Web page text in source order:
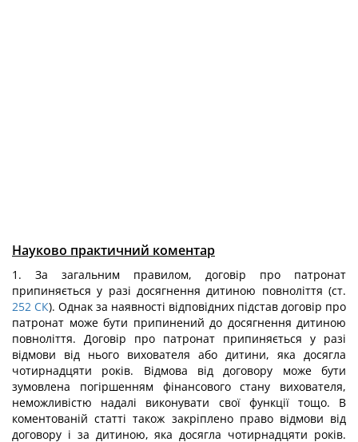
Науково практичний коментар
1. За загальним правилом, договір про патронат
припиняється у разі досягнення дитиною повноліття (ст.
252 СК). Однак за наявності відповідних підстав договір про
патронат може бути припинений до досягнення дитиною
повноліття. Договір про патронат припиняється у разі
відмови від нього вихователя або дитини, яка досягла
чотирнадцяти років. Відмова від договору може бути
зумовлена погіршенням фінансового стану вихователя,
неможливістю надалі виконувати свої функції тощо. В
коментованій статті також закріплено право відмови від
договору і за дитиною, яка досягла чотирнадцяти років.